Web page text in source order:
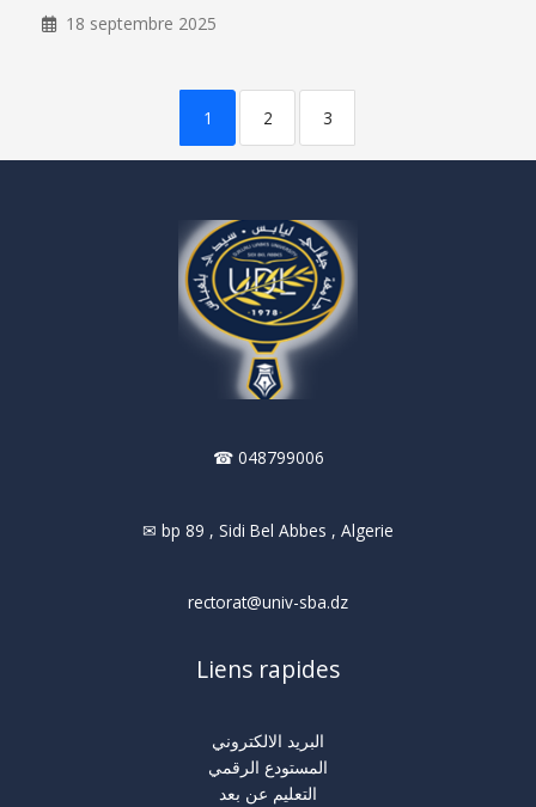
18 septembre 2025
1 2 3
☎ 048799006
✉ bp 89 , Sidi Bel Abbes , Algerie
rectorat@univ-sba.dz
Liens rapides
البريد الالكتروني
المستودع الرقمي
التعليم عن بعد